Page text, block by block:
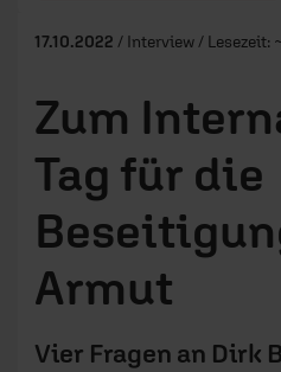
17.10.2022 / Interview / Lesezeit:
Zum
Tag für die
Armut
Vier Fragen an Dirk